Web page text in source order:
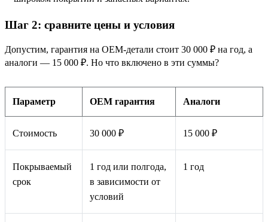
Шаг 2: сравните цены и условия
Допустим, гарантия на OEM‑детали стоит 30 000 ₽ на год, а
аналоги — 15 000 ₽. Но что включено в эти суммы?
Параметр OEM гарантия Аналоги
Стоимость 30 000 ₽ 15 000 ₽
Покрываемый
срок
1 год или полгода,
в зависимости от
условий
1 год